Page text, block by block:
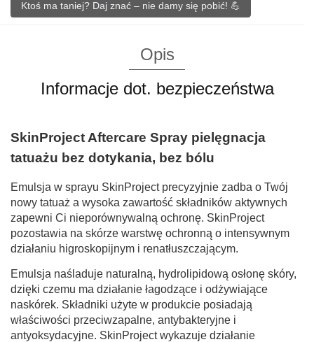
Ktoś ma taniej? Daj znać – nie damy się pobić! 💪
Opis
Informacje dot. bezpieczeństwa
SkinProject Aftercare Spray pielęgnacja
tatuażu bez dotykania, bez bólu
Emulsja w sprayu SkinProject precyzyjnie zadba o Twój
nowy tatuaż a wysoka zawartość składników aktywnych
zapewni Ci nieporównywalną ochronę. SkinProject
pozostawia na skórze warstwę ochronną o intensywnym
działaniu higroskopijnym i renatłuszczającym.
Emulsja naśladuje naturalną, hydrolipidową osłonę skóry,
dzięki czemu ma działanie łagodzące i odżywiające
naskórek. Składniki użyte w produkcie posiadają
właściwości przeciwzapalne, antybakteryjne i
antyoksydacyjne. SkinProject wykazuje działanie